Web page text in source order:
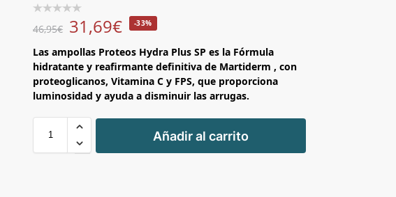
46,95€ 31,69€ -33%
Las ampollas Proteos Hydra Plus SP es la Fórmula
hidratante y reafirmante definitiva de Martiderm , con
proteoglicanos, Vitamina C y FPS, que proporciona
luminosidad y ayuda a disminuir las arrugas.
+
-
Añadir al carrito